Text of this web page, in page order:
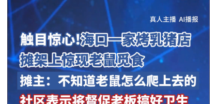
环球
专题
极客圈
经济
城建